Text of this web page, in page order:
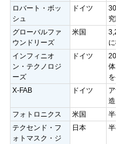
ロバート・ボッ
シュ
ドイツ
グローバルファ
ウンドリーズ
米国
インフィニオ
ン・テクノロジ
ーズ
ドイツ
を
X-FAB
ドイツ
造
フォトロニクス
米国
テクセンド・フ
ォトマスク・ジ
日本